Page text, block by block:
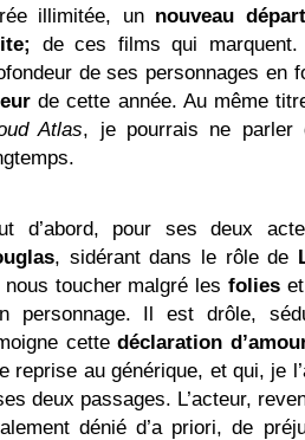
illimitée, un nouveau départ
de ces films qui marquent.
de ses personnages en
de cette année. Au même
Atlas, je pourrais ne parler
d’abord, pour ses deux
, sidérant dans le rôle de
nous toucher malgré les folies
personnage. Il est drôle,
cette déclaration
reprise au générique, et qui, je
deux passages. L’acteur,
dénié d’a priori, de